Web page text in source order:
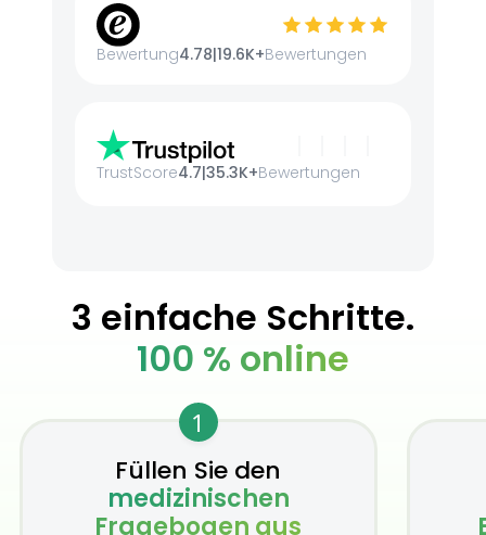
Bewertung4.78|19.6K+Bewertungen
TrustScore4.7|35.3K+Bewertungen
3 einfache Schritte.
100 % online
1
Füllen Sie den
medizinischen
Fragebogen aus